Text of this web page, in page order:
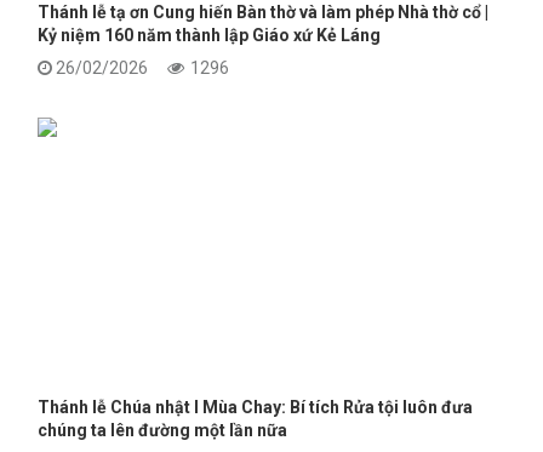
Thánh lễ tạ ơn Cung hiến Bàn thờ và làm phép Nhà thờ cổ |
Kỷ niệm 160 năm thành lập Giáo xứ Kẻ Láng
26/02/2026
1296
Thánh lễ Chúa nhật I Mùa Chay: Bí tích Rửa tội luôn đưa
chúng ta lên đường một lần nữa